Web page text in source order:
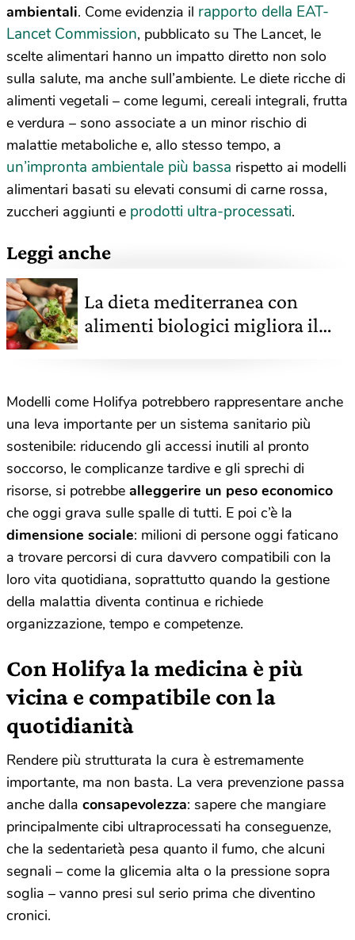
ambientali. Come evidenzia il rapporto della EAT-
Lancet Commission, pubblicato su The Lancet, le
scelte alimentari hanno un impatto diretto non solo
sulla salute, ma anche sull’ambiente. Le diete ricche di
alimenti vegetali – come legumi, cereali integrali, frutta
e verdura – sono associate a un minor rischio di
malattie metaboliche e, allo stesso tempo, a
un’impronta ambientale più bassa rispetto ai modelli
alimentari basati su elevati consumi di carne rossa,
zuccheri aggiunti e prodotti ultra-processati.
Leggi anche
La dieta mediterranea con
alimenti biologici migliora il
Modelli come Holifya potrebbero rappresentare anche
una leva importante per un sistema sanitario più
sostenibile: riducendo gli accessi inutili al pronto
soccorso, le complicanze tardive e gli sprechi di
risorse, si potrebbe alleggerire un peso economico
che oggi grava sulle spalle di tutti. E poi c’è la
dimensione sociale: milioni di persone oggi faticano
a trovare percorsi di cura davvero compatibili con la
loro vita quotidiana, soprattutto quando la gestione
della malattia diventa continua e richiede
organizzazione, tempo e competenze.
Con Holifya la medicina è più
vicina e compatibile con la
quotidianità
Rendere più strutturata la cura è estremamente
importante, ma non basta. La vera prevenzione passa
anche dalla consapevolezza: sapere che mangiare
principalmente cibi ultraprocessati ha conseguenze,
che la sedentarietà pesa quanto il fumo, che alcuni
segnali – come la glicemia alta o la pressione sopra
soglia – vanno presi sul serio prima che diventino
cronici.